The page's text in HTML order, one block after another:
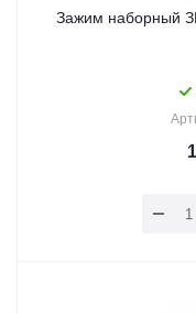
Зажим наборный